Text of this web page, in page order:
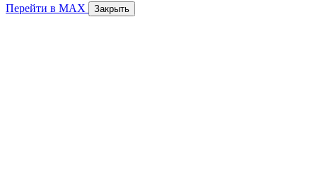
Перейти в MAX Закрыть